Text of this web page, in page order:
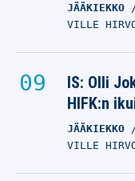
JÄÄKIEKKO
VILLE
IS: Olli
HIFK:n
JÄÄKIEKKO
VILLE